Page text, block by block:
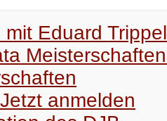
Eduard Trippel
anmelden